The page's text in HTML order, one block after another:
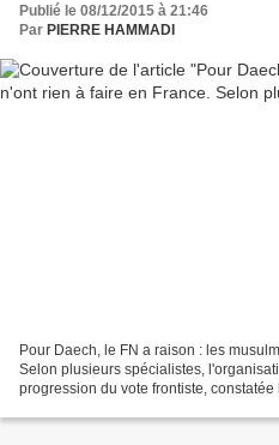
Publié le 08/12/2015 à 21:46
Par PIERRE HAMMADI
Pour Daech, le FN a raison : les
Selon plusieurs spécialistes,
progression du vote frontiste,